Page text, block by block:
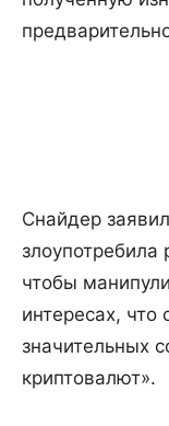
Снайдер
чтобы
интересах,
значительных
криптовалют».